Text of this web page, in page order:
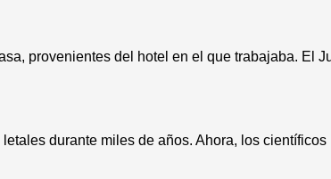
provenientes del hotel en el que trabajaba. El
durante miles de años. Ahora, los